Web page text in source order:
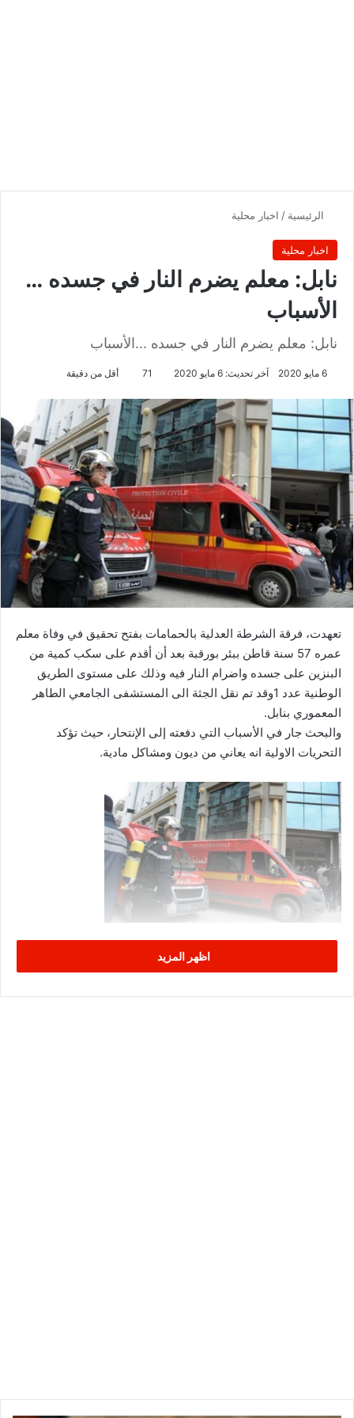
الرئيسية / اخبار محلية
اخبار محلية
نابل: معلم يضرم النار في جسده …
الأسباب
نابل: معلم يضرم النار في جسده ...الأسباب
6 مايو 2020 آخر تحديث: 6 مايو 2020 71 أقل من دقيقة
تعهدت، فرقة الشرطة العدلية بالحمامات بفتح تحقيق في وفاة معلم
عمره 57 سنة قاطن ببئر بورقبة بعد أن أقدم على سكب كمية من
البنزين على جسده واضرام النار فيه وذلك على مستوى الطريق
الوطنية عدد 1وقد تم نقل الجثة الى المستشفى الجامعي الطاهر
المعموري بنابل.
والبحث جار في الأسباب التي دفعته إلى الإنتحار، حيث تؤكد
التحريات الاولية انه يعاني من ديون ومشاكل مادية.
اظهر المزيد